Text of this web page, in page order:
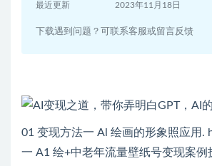
最近更新 2023年11月18日
下载遇到问题？可联系客服或留言反馈
01 变现方法一 Al 绘画的形象照应用.
一 A1 绘+中老年流量壁纸号变现案